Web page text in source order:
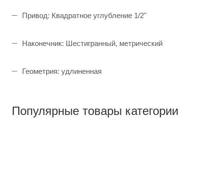
Привод: Квадратное углубление 1/2"
Наконечник: Шестигранный, метрический
Геометрия: удлиненная
Популярные товары категории